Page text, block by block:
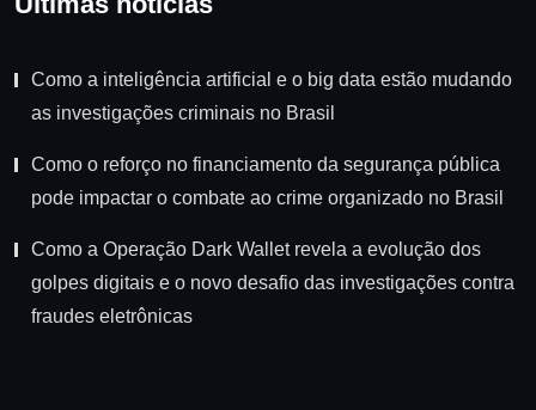
Como a inteligência artificial e o big data estão mudando
as investigações criminais no Brasil
Como o reforço no financiamento da segurança pública
pode impactar o combate ao crime organizado no Brasil
Como a Operação Dark Wallet revela a evolução dos
golpes digitais e o novo desafio das investigações contra
fraudes eletrônicas